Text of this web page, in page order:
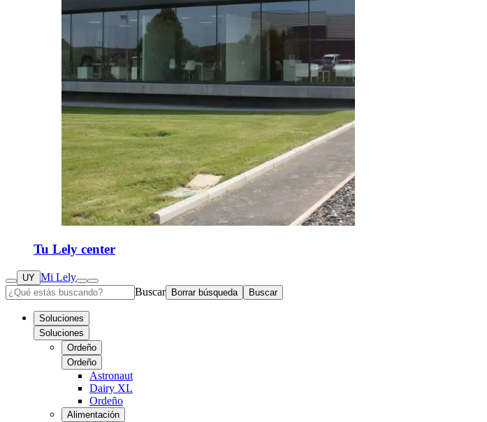
Tu Lely center
UY Mi Lely
Buscar
Borrar búsqueda Buscar
Soluciones
Soluciones
Ordeño
Ordeño
Astronaut
Dairy XL
Ordeño
Alimentación